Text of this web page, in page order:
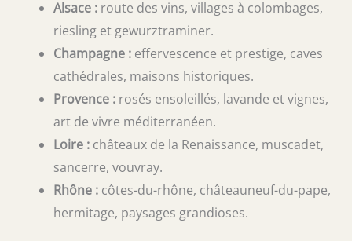
Alsace : route des vins, villages à colombages,
riesling et gewurztraminer.
Champagne : effervescence et prestige, caves
cathédrales, maisons historiques.
Provence : rosés ensoleillés, lavande et vignes,
art de vivre méditerranéen.
Loire : châteaux de la Renaissance, muscadet,
sancerre, vouvray.
Rhône : côtes-du-rhône, châteauneuf-du-pape,
hermitage, paysages grandioses.